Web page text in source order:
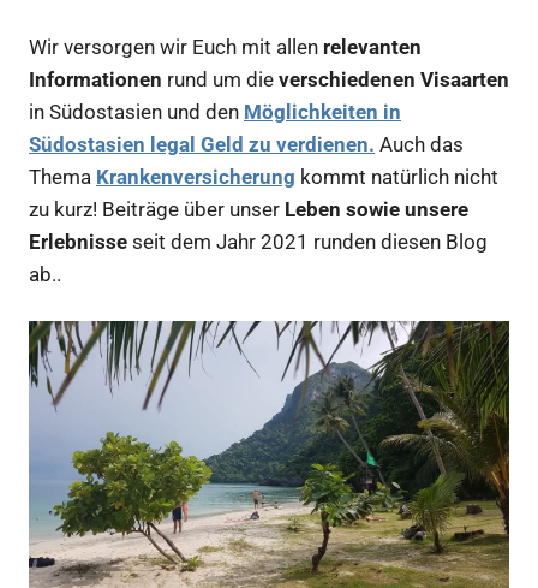
Wir versorgen wir Euch mit allen relevanten
Informationen rund um die verschiedenen Visaarten
in Südostasien und den Möglichkeiten in
Südostasien legal Geld zu verdienen. Auch das
Thema Krankenversicherung kommt natürlich nicht
zu kurz! Beiträge über unser Leben sowie unsere
Erlebnisse seit dem Jahr 2021 runden diesen Blog
ab..